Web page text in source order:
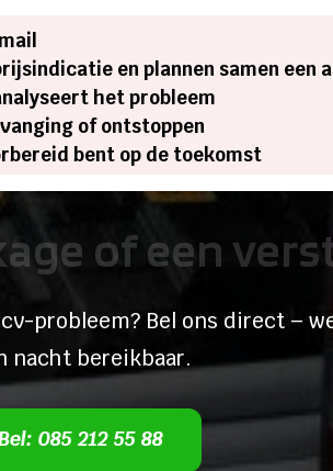
en plannen samen een
het probleem
of ontstoppen
bent op de toekomst
of een
probleem? Bel ons direct –
nacht bereikbaar.
085 212 55 88